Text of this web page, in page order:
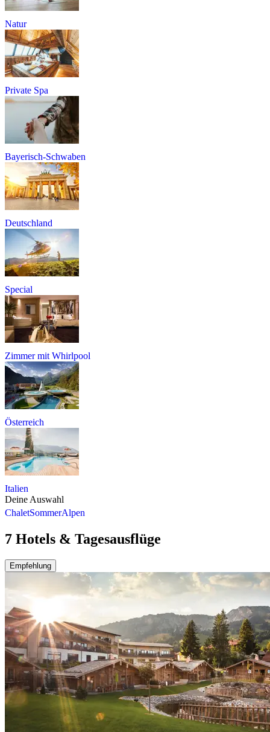
Natur
Private Spa
Bayerisch-Schwaben
Deutschland
Special
Zimmer mit Whirlpool
Österreich
Italien
Deine Auswahl
ChaletSommerAlpen
7 Hotels & Tagesausflüge
Empfehlung